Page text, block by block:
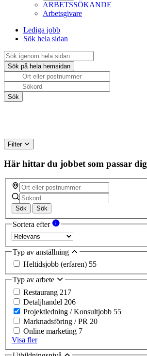
ARBETSSÖKANDE
Arbetsgivare
Lediga jobb
Sök hela sidan
Filter
Här hittar du jobbet som passar dig
Sök Sök
Sortera efter
Typ av anställning
Heltidsjobb (erfaren) 55
Typ av arbete
Restaurang 217
Detaljhandel 206
Projektledning / Konsultjobb 55
Marknadsföring / PR 20
Online marketing 7
Visa fler